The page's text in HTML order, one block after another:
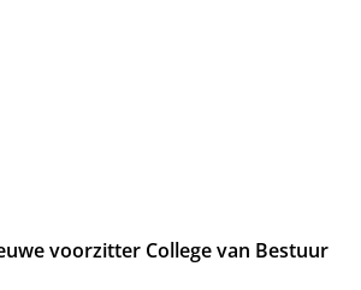
voorzitter College van Bestuur